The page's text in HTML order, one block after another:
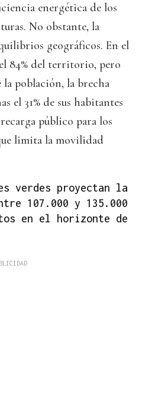
energética de los
No obstante, la
geográficos. En el
84% del territorio, pero
la población, la brecha
el 31% de sus habitantes
público para los
limita la movilidad
verdes proyectan la
107.000 y 135.000
en el horizonte de